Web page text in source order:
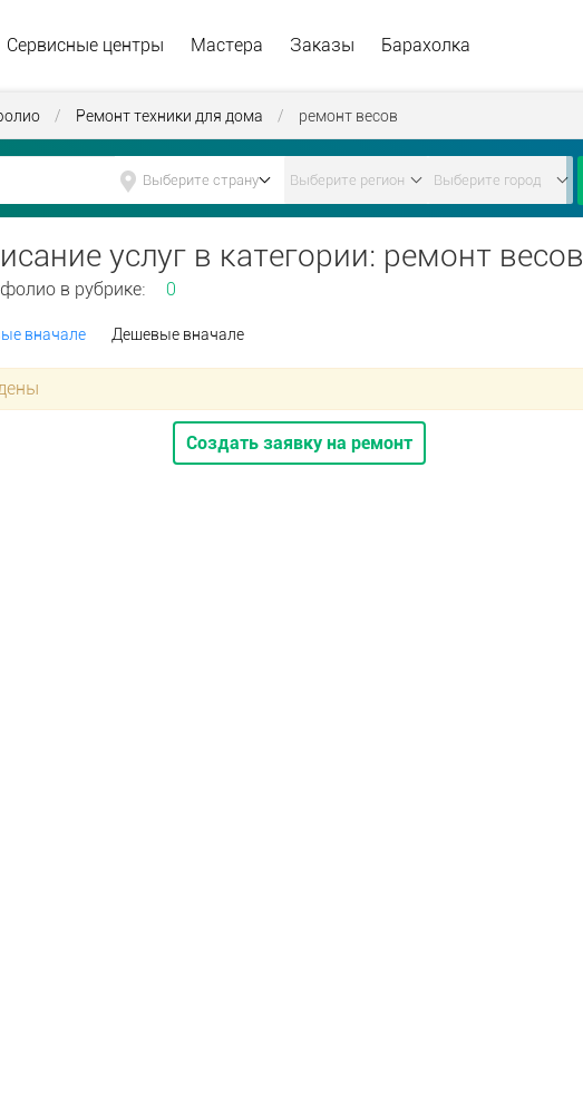
Сервисные центры Мастера Заказы Барахолка
/ Ремонт техники для дома / ремонт весов
услуг в категории: ремонт весов
в рубрике: 0
вначале Дешевые вначале
Создать заявку на ремонт